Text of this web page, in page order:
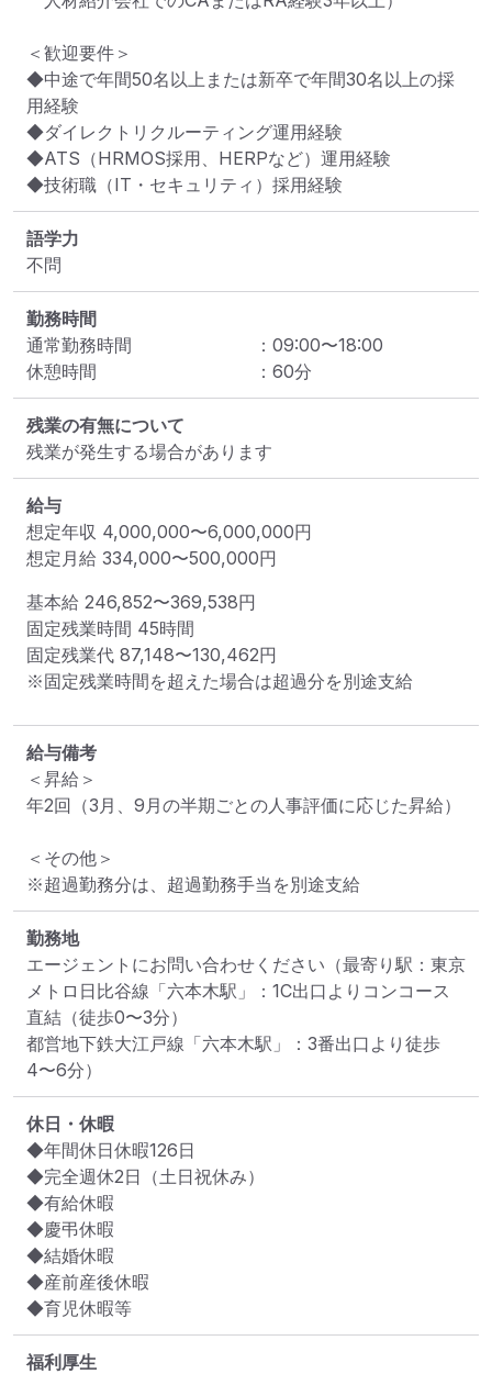
＜歓迎要件＞
◆中途で年間50名以上または新卒で年間30名以上の採
用経験
◆ダイレクトリクルーティング運用経験
◆ATS（HRMOS採用、HERPなど）運用経験
◆技術職（IT・セキュリティ）採用経験
語学力
不問
勤務時間
通常勤務時間
： 09:00〜18:00
休憩時間
： 60分
残業の有無について
残業が発生する場合があります
給与
想定年収 4,000,000〜6,000,000円
想定月給 334,000〜500,000円
基本給 246,852〜369,538円
固定残業時間 45時間
固定残業代 87,148〜130,462円
※固定残業時間を超えた場合は超過分を別途支給
給与備考
＜昇給＞
年2回（3月、9月の半期ごとの人事評価に応じた昇給）
＜その他＞
※超過勤務分は、超過勤務手当を別途支給
勤務地
エージェントにお問い合わせください （最寄り駅：東京
メトロ日比谷線「六本木駅」：1C出口よりコンコース
直結（徒歩0〜3分）
都営地下鉄大江戸線「六本木駅」：3番出口より徒歩
4〜6分）
休日・休暇
◆年間休日休暇126日
◆完全週休2日（土日祝休み）
◆有給休暇
◆慶弔休暇
◆結婚休暇
◆産前産後休暇
◆育児休暇等
福利厚生